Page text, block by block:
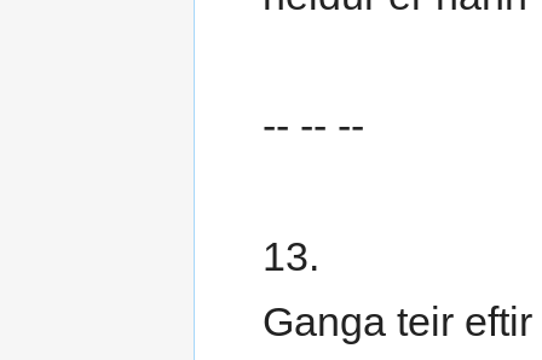
-- -- --
13.
Ganga teir